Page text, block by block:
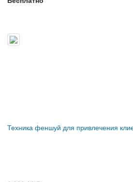
Техника феншуй для привлечения